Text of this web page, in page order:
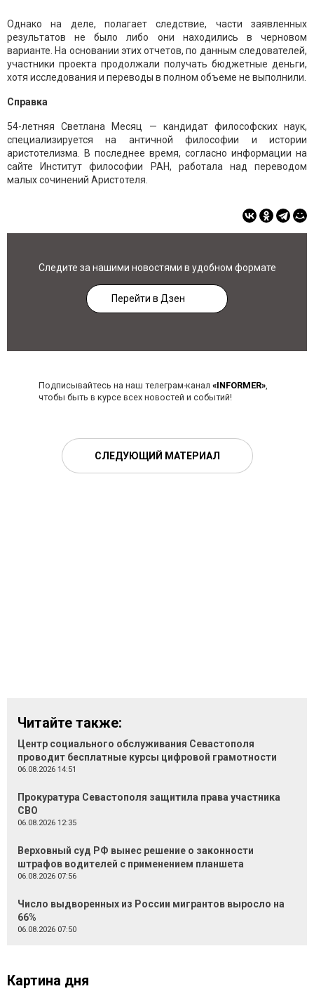
Однако на деле, полагает следствие, части заявленных
результатов не было либо они находились в черновом
варианте. На основании этих отчетов, по данным следователей,
участники проекта продолжали получать бюджетные деньги,
хотя исследования и переводы в полном объеме не выполнили.
Справка
54-летняя Светлана Месяц — кандидат философских наук,
специализируется на античной философии и истории
аристотелизма. В последнее время, согласно информации на
сайте Институт философии РАН, работала над переводом
малых сочинений Аристотеля.
Следите за нашими новостями в удобном формате
Перейти в Дзен
Подписывайтесь на наш телеграм-канал «INFORMER»,
чтобы быть в курсе всех новостей и событий!
СЛЕДУЮЩИЙ МАТЕРИАЛ
Читайте также:
Центр социального обслуживания Севастополя
проводит бесплатные курсы цифровой грамотности
06.08.2026 14:51
Прокуратура Севастополя защитила права участника
СВО
06.08.2026 12:35
Верховный суд РФ вынес решение о законности
штрафов водителей с применением планшета
06.08.2026 07:56
Число выдворенных из России мигрантов выросло на
66%
06.08.2026 07:50
Картина дня